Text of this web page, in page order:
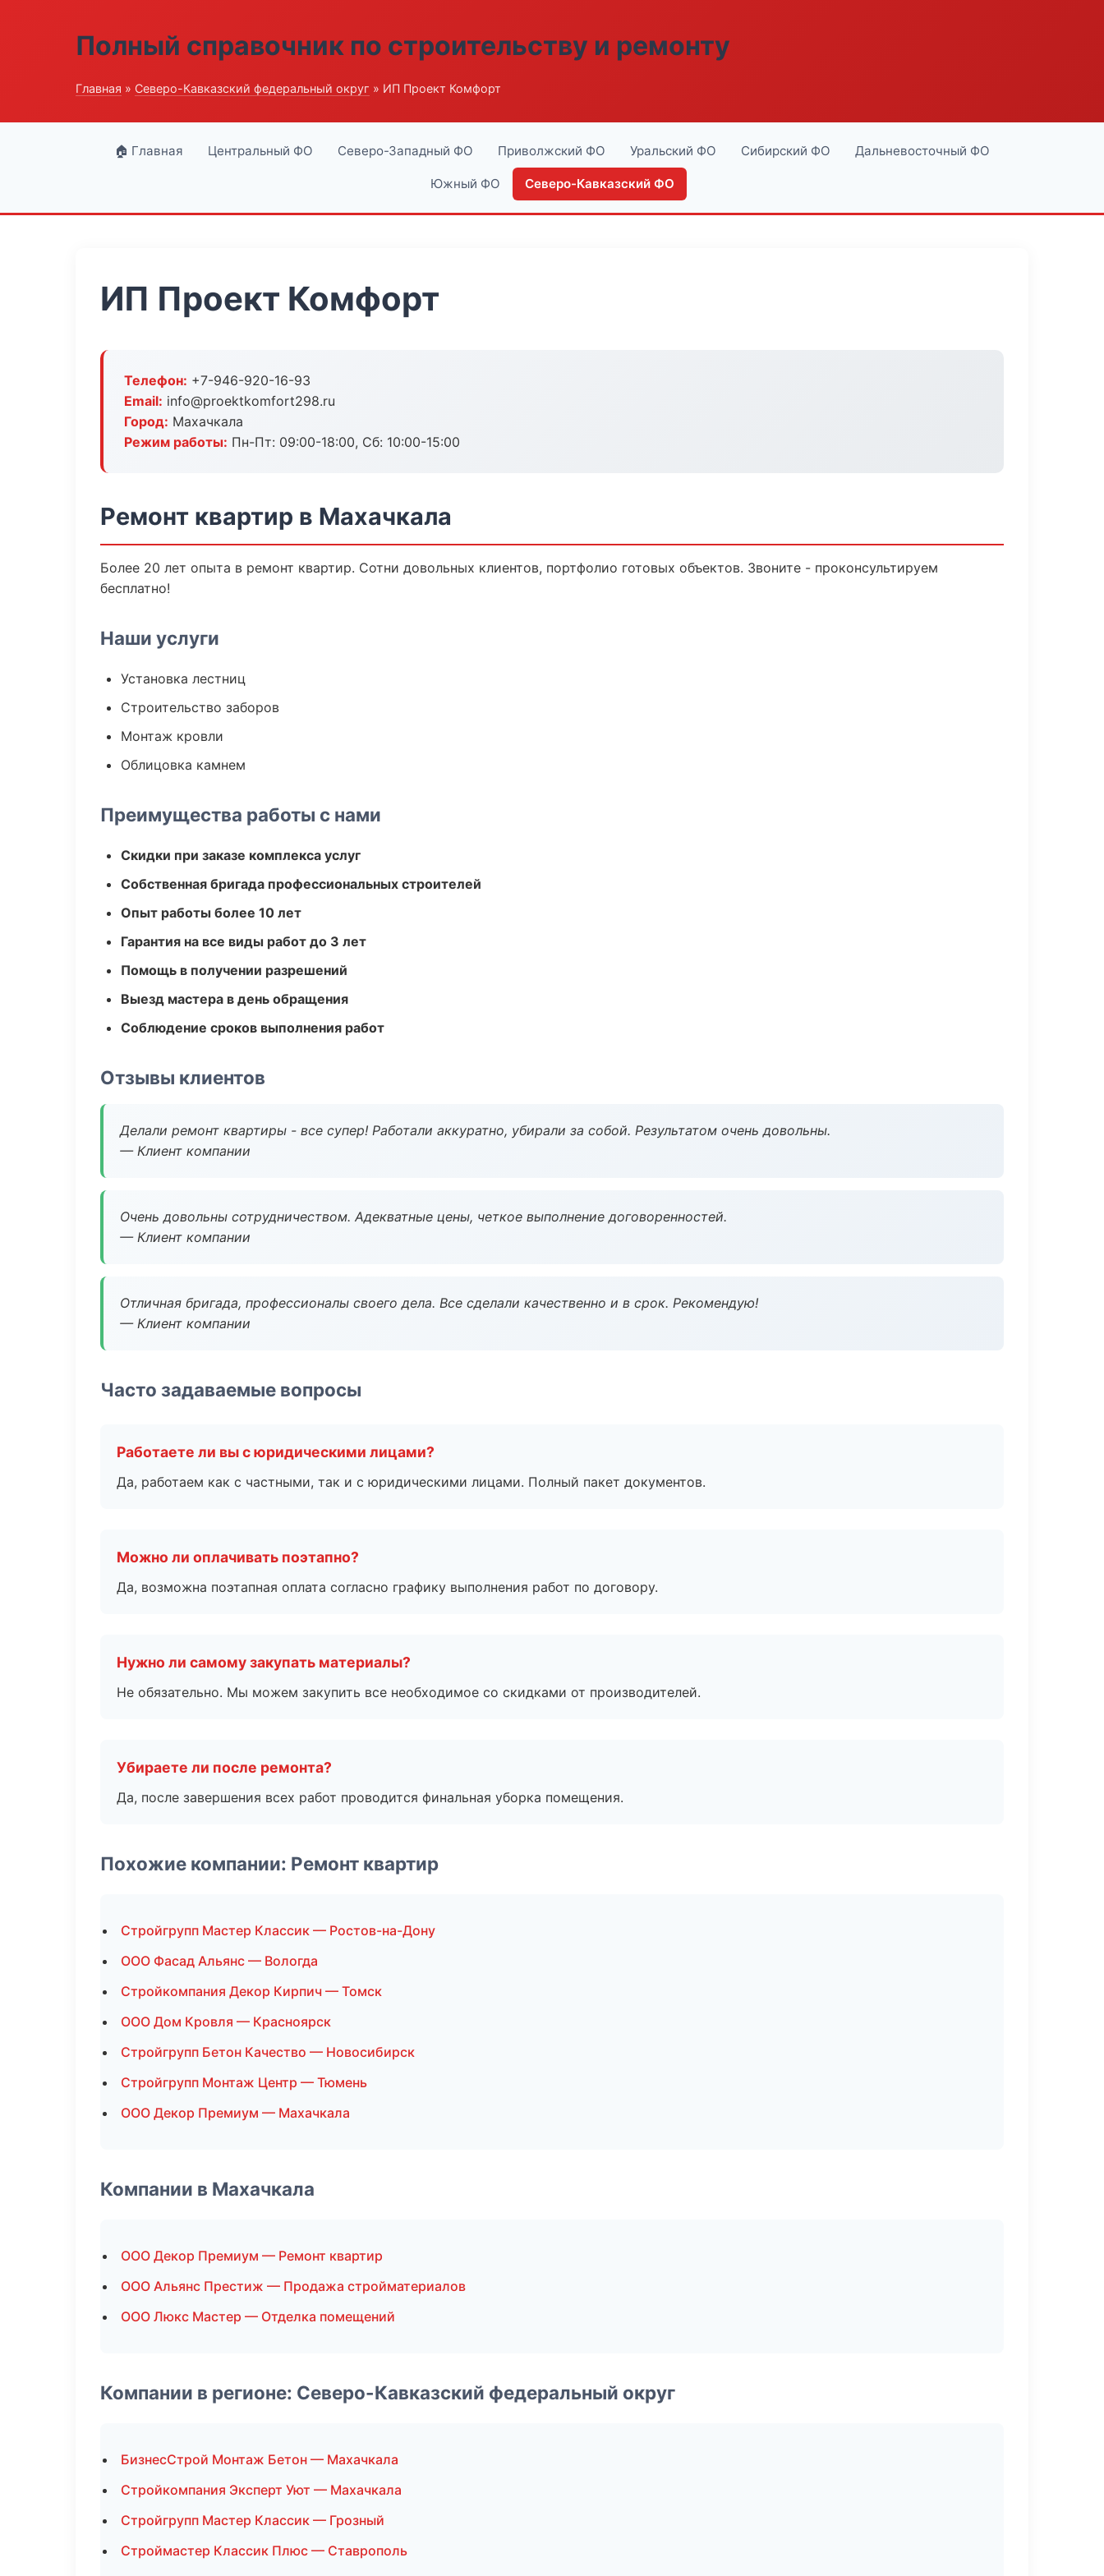
Полный справочник по строительству и ремонту
Главная » Северо-Кавказский федеральный округ » ИП Проект Комфорт
🏠 Главная Центральный ФО Северо-Западный ФО Приволжский ФО Уральский ФО Сибирский ФО Дальневосточный ФО
Южный ФО Северо-Кавказский ФО
ИП Проект Комфорт
Телефон: +7-946-920-16-93
Email: info@proektkomfort298.ru
Город: Махачкала
Режим работы: Пн-Пт: 09:00-18:00, Сб: 10:00-15:00
Ремонт квартир в Махачкала
Более 20 лет опыта в ремонт квартир. Сотни довольных клиентов, портфолио готовых объектов. Звоните - проконсультируем
бесплатно!
Наши услуги
Установка лестниц
Строительство заборов
Монтаж кровли
Облицовка камнем
Преимущества работы с нами
Скидки при заказе комплекса услуг
Собственная бригада профессиональных строителей
Опыт работы более 10 лет
Гарантия на все виды работ до 3 лет
Помощь в получении разрешений
Выезд мастера в день обращения
Соблюдение сроков выполнения работ
Отзывы клиентов
Делали ремонт квартиры - все супер! Работали аккуратно, убирали за собой. Результатом очень довольны.
— Клиент компании
Очень довольны сотрудничеством. Адекватные цены, четкое выполнение договоренностей.
— Клиент компании
Отличная бригада, профессионалы своего дела. Все сделали качественно и в срок. Рекомендую!
— Клиент компании
Часто задаваемые вопросы
Работаете ли вы с юридическими лицами?
Да, работаем как с частными, так и с юридическими лицами. Полный пакет документов.
Можно ли оплачивать поэтапно?
Да, возможна поэтапная оплата согласно графику выполнения работ по договору.
Нужно ли самому закупать материалы?
Не обязательно. Мы можем закупить все необходимое со скидками от производителей.
Убираете ли после ремонта?
Да, после завершения всех работ проводится финальная уборка помещения.
Похожие компании: Ремонт квартир
Стройгрупп Мастер Классик — Ростов-на-Дону
ООО Фасад Альянс — Вологда
Стройкомпания Декор Кирпич — Томск
ООО Дом Кровля — Красноярск
Стройгрупп Бетон Качество — Новосибирск
Стройгрупп Монтаж Центр — Тюмень
ООО Декор Премиум — Махачкала
Компании в Махачкала
ООО Декор Премиум — Ремонт квартир
ООО Альянс Престиж — Продажа стройматериалов
ООО Люкс Мастер — Отделка помещений
Компании в регионе: Северо-Кавказский федеральный округ
БизнесСтрой Монтаж Бетон — Махачкала
Стройкомпания Эксперт Уют — Махачкала
Стройгрупп Мастер Классик — Грозный
Строймастер Классик Плюс — Ставрополь